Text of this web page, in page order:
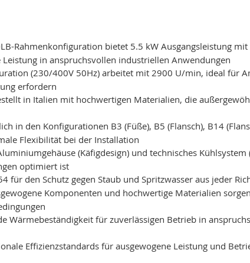
Rahmenkonfiguration bietet 5.5 kW Ausgangsleistung
in anspruchsvollen industriellen Anwendungen
(230/400V 50Hz) arbeitet mit 2900 U/min, ideal für
erfordern
in Italien mit hochwertigen Materialien, die
in den Konfigurationen B3 (Füße), B5 (Flansch), B14
Flexibilität bei der Installation
(Käfigdesign) und technisches Kühlsystem
optimiert ist
für den Schutz gegen Staub und Spritzwasser aus jeder
Komponenten und hochwertige Materialien
Wärmebeständigkeit für zuverlässigen Betrieb in
Effizienzstandards für ausgewogene Leistung und